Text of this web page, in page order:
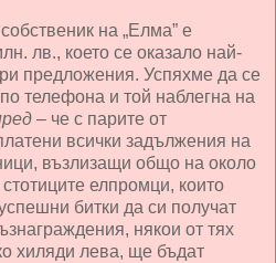
на „Елма” е
лв., което се оказало най-
предложения. Успяхме да се
телефона и той наблегна на
– че с парите от
всички задължения на
възлизащи общо на около
елпромци, които
битки да си получат
някои от тях
хиляди лева, ще бъдат